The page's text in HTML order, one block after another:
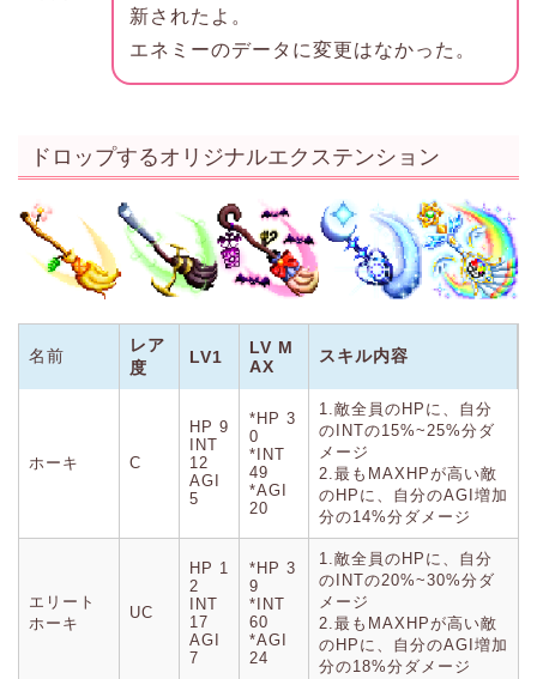
新されたよ。
エネミーのデータに変更はなかった。
ドロップするオリジナルエクステンション
名前
レア
度
LV1
LV M
AX
スキル内容
ホーキ C
HP 9
INT
12
AGI
5
*HP 3
0
*INT
49
*AGI
20
1.敵全員のHPに、自分
のINTの15%~25%分ダ
メージ
2.最もMAXHPが高い敵
のHPに、自分のAGI増加
分の14%分ダメージ
エリート
ホーキ
UC
HP 1
2
INT
17
AGI
7
*HP 3
9
*INT
60
*AGI
24
1.敵全員のHPに、自分
のINTの20%~30%分ダ
メージ
2.最もMAXHPが高い敵
のHPに、自分のAGI増加
分の18%分ダメージ